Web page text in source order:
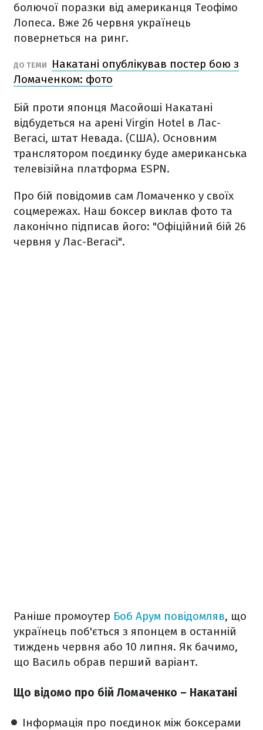
болючої поразки від американця Теофімо
Лопеса. Вже 26 червня українець
повернеться на ринг.
ДО ТЕМИ
Накатані опублікував постер бою з
Ломаченком: фото
Бій проти японця Масойоші Накатані
відбудеться на арені Virgin Hotel в Лас-
Вегасі, штат Невада. (США). Основним
транслятором поєдинку буде американська
телевізійна платформа ESPN.
Про бій повідомив сам Ломаченко у своїх
соцмережах. Наш боксер виклав фото та
лаконічно підписав його: "Офіційний бій 26
червня у Лас-Вегасі".
Раніше промоутер Боб Арум повідомляв, що
українець поб'ється з японцем в останній
тиждень червня або 10 липня. Як бачимо,
що Василь обрав перший варіант.
Що відомо про бій Ломаченко – Накатані
Інформація про поєдинок між боксерами